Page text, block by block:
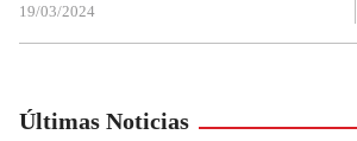
19/03/2024
Últimas Noticias